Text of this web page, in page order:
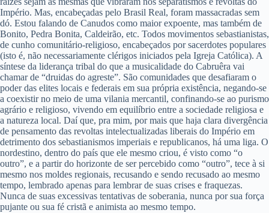
Império. Mas, encabeçadas pelo Brasil Real, foram massacradas sem
dó. Estou falando de Canudos como maior expoente, mas também de
Bonito, Pedra Bonita, Caldeirão, etc. Todos movimentos sebastianistas,
de cunho comunitário-religioso, encabeçados por sacerdotes populares
(isto é, não necessariamente clérigos iniciados pela Igreja Católica). A
síntese da liderança tribal do que a musicalidade do Cabruêra vai
chamar de “druidas do agreste”. São comunidades que desafiaram o
poder das elites locais e federais em sua própria existência, negando-se
a coexistir no meio de uma vilania mercantil, confinando-se ao purismo
agrário e religioso, vivendo em equilíbrio entre a sociedade religiosa e
a natureza local. Daí que, pra mim, por mais que haja clara divergência
de pensamento das revoltas intelectualizadas liberais do Império em
detrimento dos sebastianismos imperiais e republicanos, há uma liga. O
nordestino, dentro do país que ele mesmo criou, é visto como “o
outro”, e a partir do horizonte de ser percebido como “outro”, tece à si
mesmo nos moldes regionais, recusando e sendo recusado ao mesmo
tempo, lembrado apenas para lembrar de suas crises e fraquezas.
Nunca de suas excessivas tentativas de soberania, nunca por sua força
pujante ou sua fé cristã e animista ao mesmo tempo.